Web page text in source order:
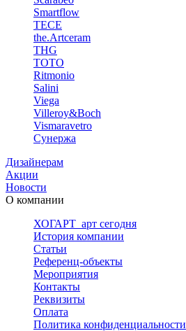
Smartflow
TECE
the.Artceram
THG
TOTO
Ritmonio
Salini
Viega
Villeroy&Boch
Vismaravetro
Сунержа
Дизайнерам
Акции
Новости
О компании
ХОГАРТ_арт сегодня
История компании
Статьи
Референц-объекты
Мероприятия
Контакты
Реквизиты
Оплата
Политика конфиденциальности